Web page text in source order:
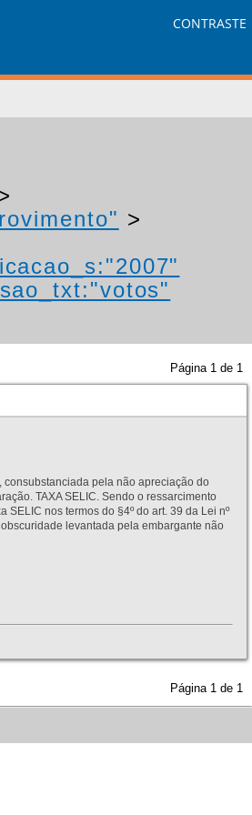
CONTRASTE
>
Página 1 de 1
consubstanciada pela não apreciação do
TAXA SELIC. Sendo o ressarcimento
nos termos do §4º do art. 39 da Lei nº
levantada pela embargante não
Página 1 de 1